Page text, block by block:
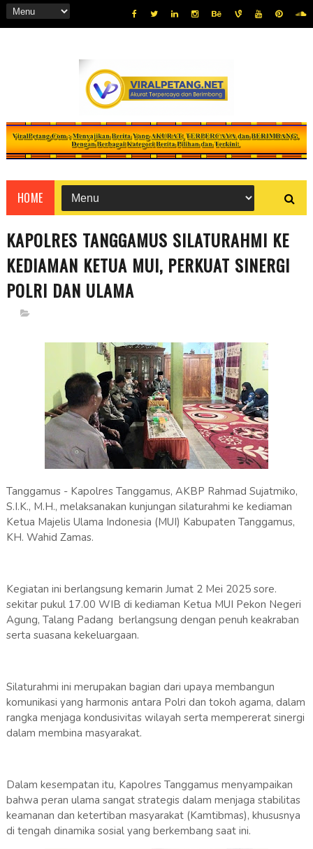
HOME
KAPOLRES TANGGAMUS SILATURAHMI KE
KEDIAMAN KETUA MUI, PERKUAT SINERGI
POLRI DAN ULAMA
Tanggamus - Kapolres Tanggamus, AKBP Rahmad Sujatmiko,
S.I.K., M.H., melaksanakan kunjungan silaturahmi ke kediaman
Ketua Majelis Ulama Indonesia (MUI) Kabupaten Tanggamus,
KH. Wahid Zamas.
Kegiatan ini berlangsung kemarin Jumat 2 Mei 2025 sore.
sekitar pukul 17.00 WIB di kediaman Ketua MUI Pekon Negeri
Agung, Talang Padang berlangsung dengan penuh keakraban
serta suasana kekeluargaan.
Silaturahmi ini merupakan bagian dari upaya membangun
komunikasi yang harmonis antara Polri dan tokoh agama, dalam
rangka menjaga kondusivitas wilayah serta mempererat sinergi
dalam membina masyarakat.
Dalam kesempatan itu, Kapolres Tanggamus menyampaikan
bahwa peran ulama sangat strategis dalam menjaga stabilitas
keamanan dan ketertiban masyarakat (Kamtibmas), khususnya
di tengah dinamika sosial yang berkembang saat ini.